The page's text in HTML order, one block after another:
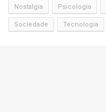
Nostalgia Psicologia
Sociedade Tecnologia